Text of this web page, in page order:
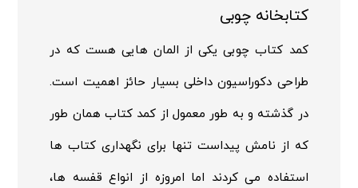
کتابخانه چوبی
کمد کتاب چوبی یکی از المان هایی هست که در
طراحی دکوراسیون داخلی بسیار حائز اهمیت است.
در گذشته و به طور معمول از کمد کتاب همان طور
که از نامش پیداست تنها برای نگهداری کتاب ها
استفاده می کردند اما امروزه از انواع قفسه ها،